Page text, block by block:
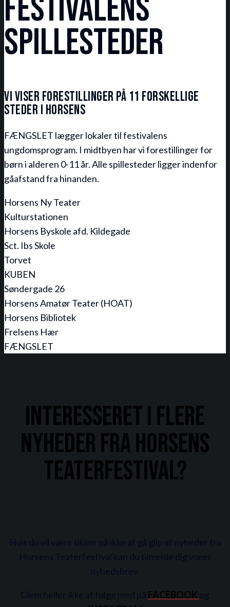
FESTIVALENS
SPILLESTEDER
VI VISER FORESTILLINGER PÅ 11 FORSKELLIGE
STEDER I HORSENS
FÆNGSLET lægger lokaler til festivalens
ungdomsprogram. I midtbyen har vi forestillinger for
børn i alderen 0-11 år. Alle spillesteder ligger indenfor
gåafstand fra hinanden.
Horsens Ny Teater
Kulturstationen
Horsens Byskole afd. Kildegade
Sct. Ibs Skole
Torvet
KUBEN
Søndergade 26
Horsens Amatør Teater (HOAT)
Horsens Bibliotek
Frelsens Hær
FÆNGSLET
Interesseret i flere
nyheder fra Horsens
Teaterfestival?
FACEBOOK